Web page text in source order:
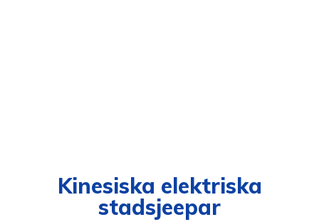
Kinesiska elektriska
stadsjeepar